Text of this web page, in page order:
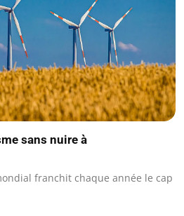
sans nuire à
franchit chaque année le cap